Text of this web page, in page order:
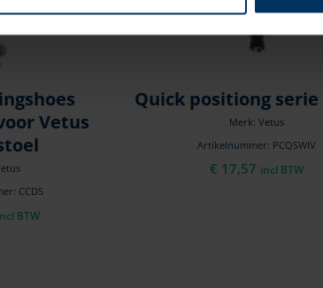
Vetus
CCDS
BTW
Quick positiong
Merk: Vetus
Artikelnummer: PCQSWIV
€ 17,57 incl BTW